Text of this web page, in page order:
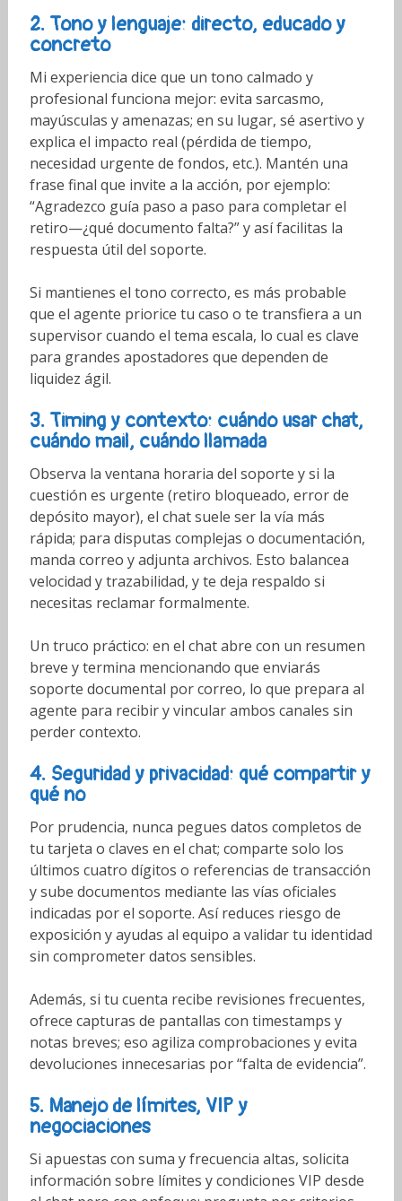
2. Tono y lenguaje: directo, educado y
concreto
Mi experiencia dice que un tono calmado y
profesional funciona mejor: evita sarcasmo,
mayúsculas y amenazas; en su lugar, sé asertivo y
explica el impacto real (pérdida de tiempo,
necesidad urgente de fondos, etc.). Mantén una
frase final que invite a la acción, por ejemplo:
“Agradezco guía paso a paso para completar el
retiro—¿qué documento falta?” y así facilitas la
respuesta útil del soporte.
Si mantienes el tono correcto, es más probable
que el agente priorice tu caso o te transfiera a un
supervisor cuando el tema escala, lo cual es clave
para grandes apostadores que dependen de
liquidez ágil.
3. Timing y contexto: cuándo usar chat,
cuándo mail, cuándo llamada
Observa la ventana horaria del soporte y si la
cuestión es urgente (retiro bloqueado, error de
depósito mayor), el chat suele ser la vía más
rápida; para disputas complejas o documentación,
manda correo y adjunta archivos. Esto balancea
velocidad y trazabilidad, y te deja respaldo si
necesitas reclamar formalmente.
Un truco práctico: en el chat abre con un resumen
breve y termina mencionando que enviarás
soporte documental por correo, lo que prepara al
agente para recibir y vincular ambos canales sin
perder contexto.
4. Seguridad y privacidad: qué compartir y
qué no
Por prudencia, nunca pegues datos completos de
tu tarjeta o claves en el chat; comparte solo los
últimos cuatro dígitos o referencias de transacción
y sube documentos mediante las vías oficiales
indicadas por el soporte. Así reduces riesgo de
exposición y ayudas al equipo a validar tu identidad
sin comprometer datos sensibles.
Además, si tu cuenta recibe revisiones frecuentes,
ofrece capturas de pantallas con timestamps y
notas breves; eso agiliza comprobaciones y evita
devoluciones innecesarias por “falta de evidencia”.
5. Manejo de límites, VIP y
negociaciones
Si apuestas con suma y frecuencia altas, solicita
información sobre límites y condiciones VIP desde